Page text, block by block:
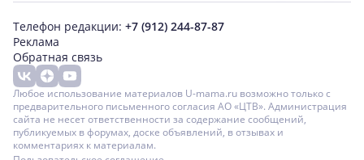
Телефон редакции: +7 (912) 244-87-87
Реклама
Обратная связь
Любое использование материалов U-mama.ru возможно только с
предварительного письменного согласия АО «ЦТВ». Администрация
сайта не несет ответственности за содержание сообщений,
публикуемых в форумах, доске объявлений, в отзывах и
комментариях к материалам.